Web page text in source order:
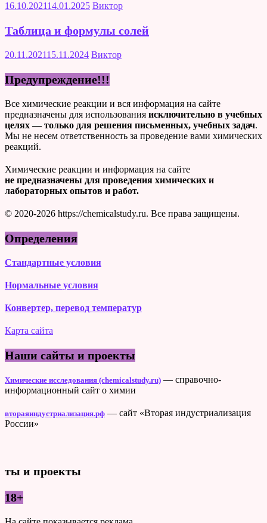
16.10.202114.01.2025 Виктор
Таблица и формулы солей
20.11.202115.11.2024 Виктор
Предупреждение!!!
Все химические реакции и вся информация на сайте
предназначены для использования исключительно в учебных
целях — только для решения письменных, учебных задач.
Мы не несем ответственность за проведение вами химических
реакций.
Химические реакции и информация на сайте
не предназначены для проведения химических и
лабораторных опытов и работ.
© 2020-2026 https://chemicalstudy.ru. Все права защищены.
Определения
Стандартные условия
Нормальные условия
Конвертер, перевод температур
Карта сайта
Наши сайты и проекты
Химические исследования (chemicalstudy.ru) — справочно-
информационный сайт о химии
втораяиндустриализация.рф — сайт «Вторая индустриализация
России»
ты и проекты
18+